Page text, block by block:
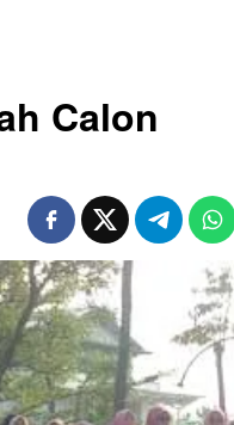
Calon